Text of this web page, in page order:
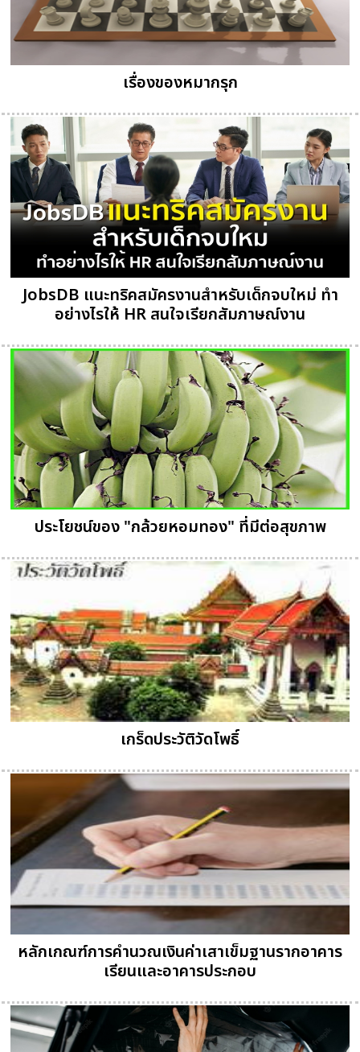
เรื่องของหมากรุก
JobsDB แนะทริคสมัครงานสำหรับเด็กจบใหม่ ทำ
อย่างไรให้ HR สนใจเรียกสัมภาษณ์งาน
ประโยชน์ของ "กล้วยหอมทอง" ที่มีต่อสุขภาพ
เกร็ดประวัติวัดโพธิ์
หลักเกณฑ์การคำนวณเงินค่าเสาเข็มฐานรากอาคาร
เรียนและอาคารประกอบ